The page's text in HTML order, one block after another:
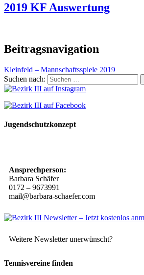
2019 KF Auswertung
Beitragsnavigation
Kleinfeld – Mannschaftsspiele 2019
Suchen nach:
Jugendschutzkonzept
Ansprechperson:
Barbara Schäfer
0172 – 9673991
mail@barbara-schaefer.com
Weitere Newsletter unerwünscht?
Tennisvereine finden